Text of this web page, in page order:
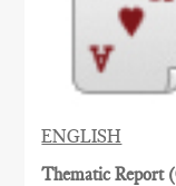
ENGLISH
Thematic Report